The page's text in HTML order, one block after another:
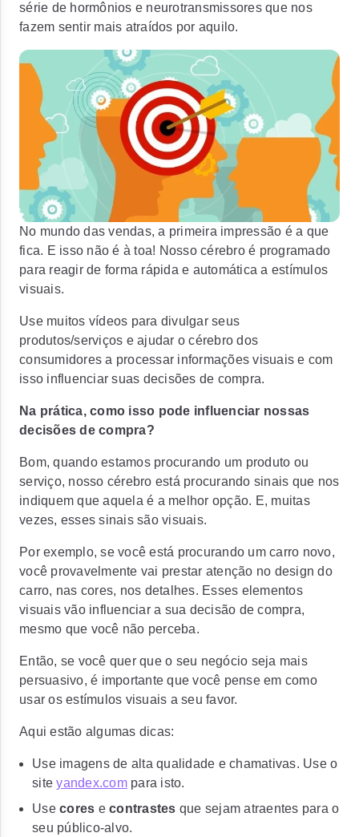
série de hormônios e neurotransmissores que nos
fazem sentir mais atraídos por aquilo.
No mundo das vendas, a primeira impressão é a que
fica. E isso não é à toa! Nosso cérebro é programado
para reagir de forma rápida e automática a estímulos
visuais.
Use muitos vídeos para divulgar seus
produtos/serviços e ajudar o cérebro dos
consumidores a processar informações visuais e com
isso influenciar suas decisões de compra.
Na prática, como isso pode influenciar nossas
decisões de compra?
Bom, quando estamos procurando um produto ou
serviço, nosso cérebro está procurando sinais que nos
indiquem que aquela é a melhor opção. E, muitas
vezes, esses sinais são visuais.
Por exemplo, se você está procurando um carro novo,
você provavelmente vai prestar atenção no design do
carro, nas cores, nos detalhes. Esses elementos
visuais vão influenciar a sua decisão de compra,
mesmo que você não perceba.
Então, se você quer que o seu negócio seja mais
persuasivo, é importante que você pense em como
usar os estímulos visuais a seu favor.
Aqui estão algumas dicas:
Use imagens de alta qualidade e chamativas. Use o
siteyandex.compara isto.
Use cores e contrastes que sejam atraentes para o
seu público-alvo.